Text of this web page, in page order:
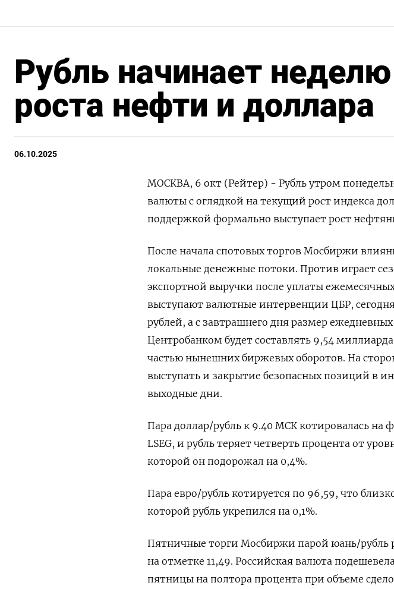
Рубль начинает
роста нефти и доллара
06.10.2025
МОСКВА, 6 окт (Рейтер) - Рубль утром
валюты с оглядкой на текущий рост индекса
поддержкой формально выступает рост
После начала спотовых торгов Мосбиржи
локальные денежные потоки. Против играет
экспортной выручки после уплаты
выступают валютные интервенции ЦБР,
рублей, а с завтрашнего дня размер
Центробанком будет составлять 9,54
частью нынешних биржевых оборотов. На
выступать и закрытие безопасных позиций в
выходные дни.
Пара доллар/рубль к 9.40 МСК котировалась на
LSEG, и рубль теряет четверть процента от
которой он подорожал на 0,4%.
Пара евро/рубль котируется по 96,59, что
которой рубль укрепился на 0,1%.
Пятничные торги Мосбиржи парой юань/рубль
на отметке 11,49. Российская валюта
пятницы на полтора процента при объеме